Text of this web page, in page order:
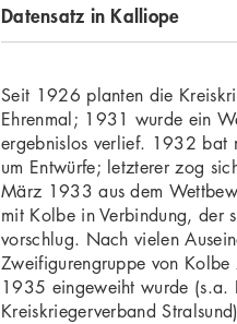
Datensatz in Kalliope
Seit 1926 planten die
Ehrenmal; 1931 wurde ein
ergebnislos verlief. 1932 bat
um Entwürfe; letzterer zog
März 1933 aus dem
mit Kolbe in Verbindung, der
vorschlug. Nach vielen
Zweifigurengruppe von
1935 eingeweiht wurde (s.a.
Kreiskriegerverband